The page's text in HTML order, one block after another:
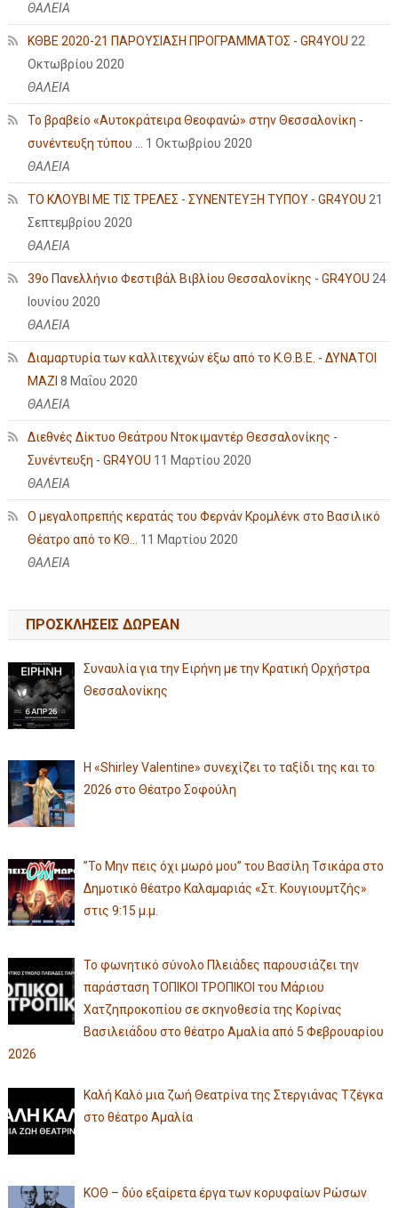
ΘΑΛΕΙΑ
ΚΘΒΕ 2020-21 ΠΑΡΟΥΣΙΑΣΗ ΠΡΟΓΡΑΜΜΑΤΟΣ - GR4YOU 22
Οκτωβρίου 2020
ΘΑΛΕΙΑ
Το βραβείο «Αυτοκράτειρα Θεοφανώ» στην Θεσσαλονίκη -
συνέντευξη τύπου ... 1 Οκτωβρίου 2020
ΘΑΛΕΙΑ
ΤΟ ΚΛΟΥΒΙ ΜΕ ΤΙΣ ΤΡΕΛΕΣ - ΣΥΝΕΝΤΕΥΞΗ ΤΥΠΟΥ - GR4YOU 21
Σεπτεμβρίου 2020
ΘΑΛΕΙΑ
39ο Πανελλήνιο Φεστιβάλ Βιβλίου Θεσσαλονίκης - GR4YOU 24
Ιουνίου 2020
ΘΑΛΕΙΑ
Διαμαρτυρία των καλλιτεχνών έξω από το Κ.Θ.Β.Ε. - ΔΥΝΑΤΟΙ
ΜΑΖΙ 8 Μαΐου 2020
ΘΑΛΕΙΑ
Διεθνές Δίκτυο Θεάτρου Ντοκιμαντέρ Θεσσαλονίκης -
Συνέντευξη - GR4YOU 11 Μαρτίου 2020
ΘΑΛΕΙΑ
Ο μεγαλοπρεπής κερατάς του Φερνάν Κρομλένκ στο Βασιλικό
Θέατρο από το ΚΘ... 11 Μαρτίου 2020
ΘΑΛΕΙΑ
ΠΡΟΣΚΛΗΣΕΙΣ ΔΩΡΕΑΝ
Συναυλία για την Ειρήνη με την Κρατική Ορχήστρα
Θεσσαλονίκης
Η «Shirley Valentine» συνεχίζει το ταξίδι της και το
2026 στο Θέατρο Σοφούλη
”Το Μην πεις όχι μωρό μου” του Βασίλη Τσικάρα στο
Δημοτικό θέατρο Καλαμαριάς «Στ. Κουγιουμτζής»
στις 9:15 μ.μ.
Το φωνητικό σύνολο Πλειάδες παρουσιάζει την
παράσταση ΤΟΠΙΚΟΙ ΤΡΟΠΙΚΟΙ του Μάριου
Χατζηπροκοπίου σε σκηνοθεσία της Κορίνας
Βασιλειάδου στο θέατρο Αμαλία από 5 Φεβρουαρίου
2026
Καλή Καλό μια ζωή Θεατρίνα της Στεργιάνας Τζέγκα
στο θέατρο Αμαλία
ΚΟΘ – δύο εξαίρετα έργα των κορυφαίων Ρώσων